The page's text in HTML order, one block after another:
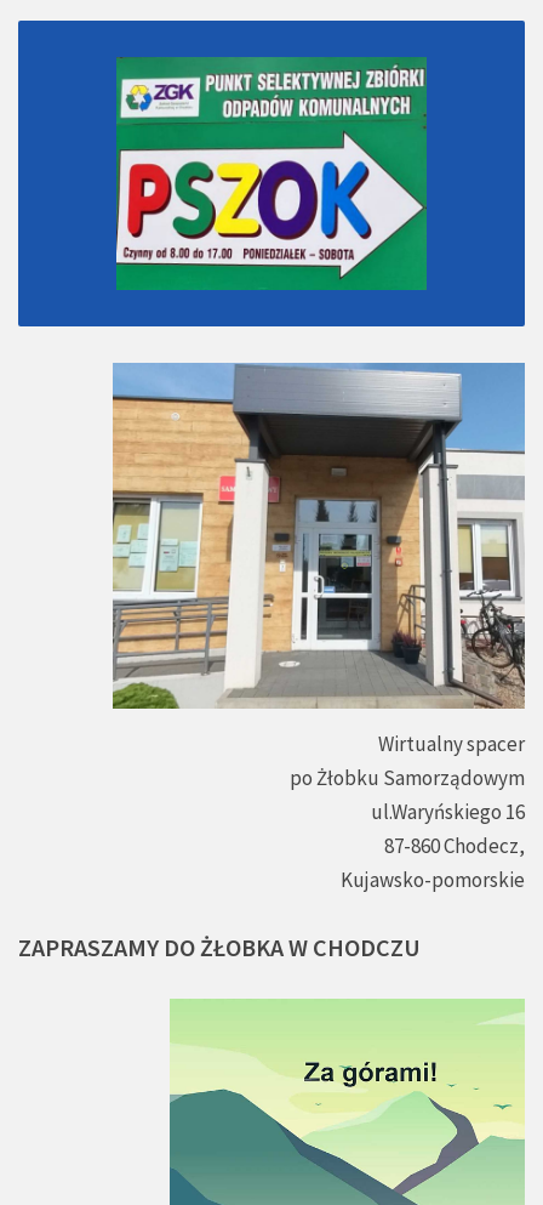
Wirtualny spacer
po Żłobku Samorządowym
ul.Waryńskiego 16
87-860 Chodecz,
Kujawsko-pomorskie
ZAPRASZAMY DO ŻŁOBKAW CHODCZU